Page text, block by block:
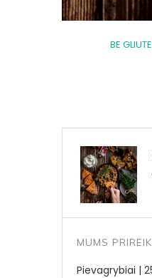
BE
MUMS
Pievagrybiai |